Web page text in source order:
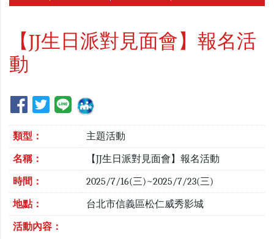
【JJ生日派對見面會】報名活
動
類型： 主題活動
名稱： 【JJ生日派對見面會】報名活動
時間： 2025/7/16(三)~2025/7/23(三)
地點： 台北市信義區松仁威秀影城
活動內容：